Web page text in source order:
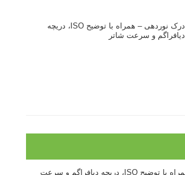
درک نوردهی – همراه با توضیح ISO، دریچه
دیافراگم و سرعت شاتر
درک نوردهی – همراه با توضیح ISO، دریچه دیافراگم و سرعت